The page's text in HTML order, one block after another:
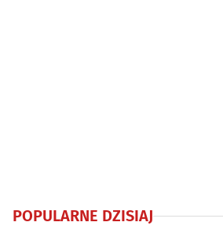
POPULARNE DZISIAJ